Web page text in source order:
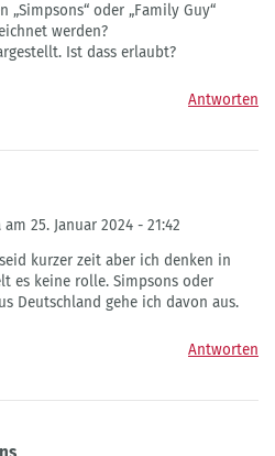
oder „Family Guy“
werden?
Ist dass erlaubt?
Antworten
25. Januar 2024 - 21:42
kurzer zeit aber ich denken in
es keine rolle. Simpsons oder
Deutschland gehe ich davon aus.
Antworten